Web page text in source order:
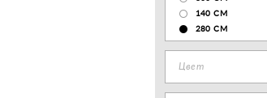
140 CМ
280 CM
Цвет